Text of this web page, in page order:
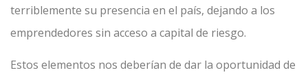
terriblemente su presencia en el país, dejando a los
emprendedores sin acceso a capital de riesgo.
Estos elementos nos deberían de dar la oportunidad de